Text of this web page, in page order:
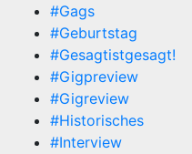
#Gags
#Geburtstag
#Gesagtistgesagt!
#Gigpreview
#Gigreview
#Historisches
#Interview